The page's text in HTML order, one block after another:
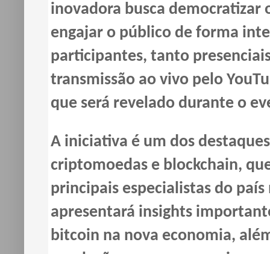
inovadora busca democratizar
engajar o público de forma
participantes, tanto
transmissão ao vivo pelo
que será revelado durante o
A iniciativa é um dos
criptomoedas e blockchain,
principais especialistas do
apresentará insights
bitcoin na nova economia,